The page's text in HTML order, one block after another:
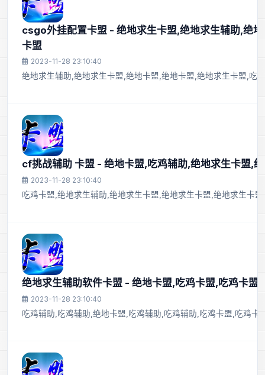
csgo外挂配置卡盟 - 绝地求生卡盟,绝地求生辅助,绝
卡盟
2023-11-28 23:10:40
绝地求生辅助,绝地求生卡盟,绝地卡盟,绝地卡盟,绝地求生卡盟,吃
cf挑战辅助 卡盟 - 绝地卡盟,吃鸡辅助,绝地求生卡盟,
2023-11-28 23:10:40
吃鸡卡盟,绝地求生辅助,绝地求生卡盟,绝地求生卡盟,绝地求生卡
绝地求生辅助软件卡盟 - 绝地卡盟,吃鸡卡盟,吃鸡卡盟,
2023-11-28 23:10:40
吃鸡辅助,吃鸡辅助,绝地卡盟,吃鸡辅助,吃鸡辅助,吃鸡卡盟,吃鸡卡